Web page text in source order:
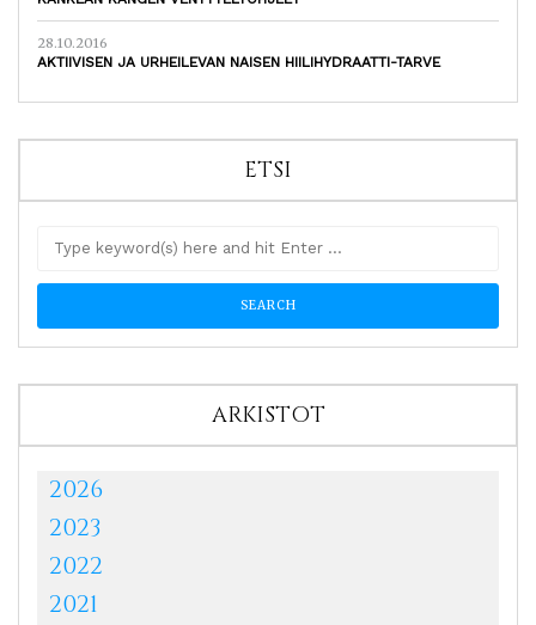
28.10.2016
AKTIIVISEN JA URHEILEVAN NAISEN HIILIHYDRAATTI-TARVE
ETSI
ARKISTOT
2026
2023
2022
2021